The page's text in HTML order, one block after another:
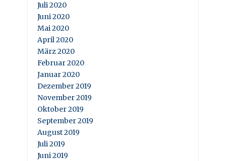
Juli 2020
Juni 2020
Mai 2020
April 2020
März 2020
Februar 2020
Januar 2020
Dezember 2019
November 2019
Oktober 2019
September 2019
August 2019
Juli 2019
Juni 2019